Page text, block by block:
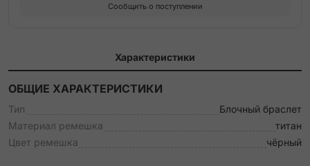
Сообщить о поступлении
Характеристики
ОБЩИЕ ХАРАКТЕРИСТИКИ
Тип
Блочный браслет
Материал ремешка
титан
Цвет ремешка
чёрный